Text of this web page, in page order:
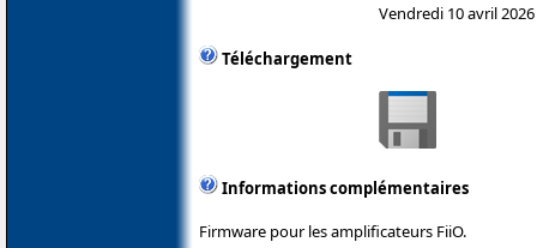
Vendredi 10 avril 2026
Téléchargement
Informations complémentaires
Firmware pour les amplificateurs FiiO.